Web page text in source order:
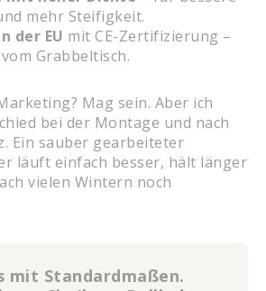
mehr Steifigkeit.
der EU mit CE-Zertifizierung –
Grabbeltisch.
Mag sein. Aber ich
bei der Montage und nach
Ein sauber gearbeiteter
läuft einfach besser, hält länger
vielen Wintern noch
mit Standardmaßen.